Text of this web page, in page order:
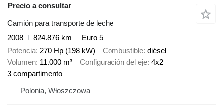
Precio a consultar
Camión para transporte de leche
2008
824.876 km
Euro 5
Potencia 270 Hp (198 kW) Combustible diésel
Volumen 11.000 m³ Configuración del eje 4x2
3 compartimento
Polonia, Włoszczowa